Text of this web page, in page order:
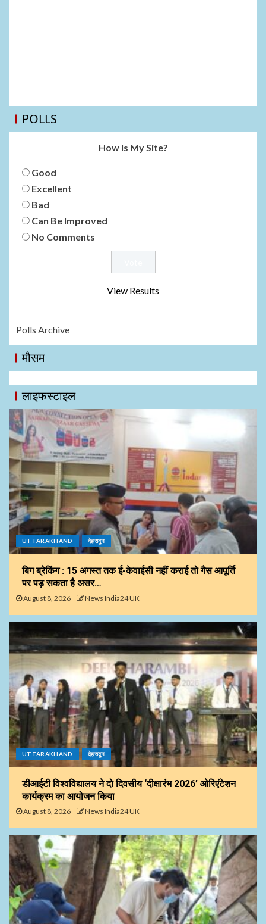
POLLS
How Is My Site?
Good
Excellent
Bad
Can Be Improved
No Comments
View Results
Polls Archive
मौसम
लाइफस्टाइल
UTTARAKHAND देहरादून
बिग ब्रेकिंग : 15 अगस्त तक ई-केवाईसी नहीं कराई तो गैस आपूर्ति
पर पड़ सकता है असर…
August 8, 2026 News India24 UK
UTTARAKHAND देहरादून
डीआईटी विश्वविद्यालय ने दो दिवसीय ‘दीक्षारंभ 2026’ ओरिएंटेशन
कार्यक्रम का आयोजन किया
August 8, 2026 News India24 UK